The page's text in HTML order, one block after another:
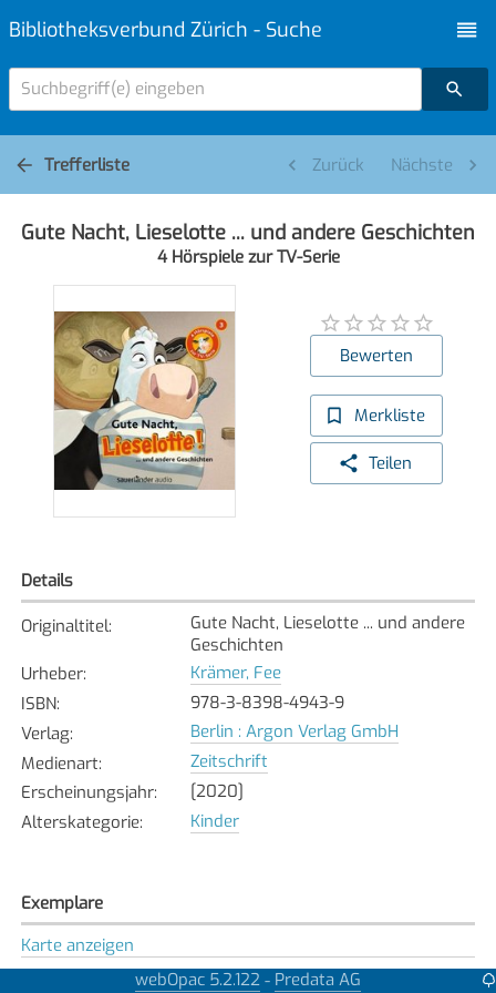
Bibliotheksverbund Zürich - Suche
Suchbegriff(e) eingeben
Trefferliste Zurück Nächste
Gute Nacht, Lieselotte ... und andere Geschichten
4 Hörspiele zur TV-Serie
Bewerten
Merkliste
Teilen
Details
Originaltitel:
Gute Nacht, Lieselotte ... und andere
Geschichten
Urheber:
Krämer, Fee
ISBN:
978-3-8398-4943-9
Verlag:
Berlin : Argon Verlag GmbH
Medienart:
Zeitschrift
Erscheinungsjahr:
[2020]
Alterskategorie: Kinder
Exemplare
Karte anzeigen
Bassersdorf
webOpac 5.2.122 - Predata AG